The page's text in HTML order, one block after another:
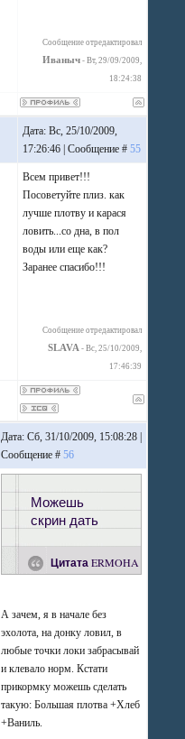
Сообщение отредактировал
Иваныч -Вт, 29/09/2009,
18:24:38
Дата: Вс, 25/10/2009,
17:26:46 | Сообщение #55
Всем привет!!!
Посоветуйте плиз. как
лучше плотву и карася
ловить...со дна, в пол
воды или еще как?
Заранее спасибо!!!
Сообщение отредактировал
SLAVA -Вс, 25/10/2009,
17:46:39
Дата: Сб, 31/10/2009, 15:08:28 |
Сообщение #56
Цитата ERMOHA
Можешь
скрин дать
А зачем, я в начале без
эхолота, на донку ловил, в
любые точки локи забрасывай
и клевало норм. Кстати
прикормку можешь сделать
такую: Большая плотва +Хлеб
+Ваниль.